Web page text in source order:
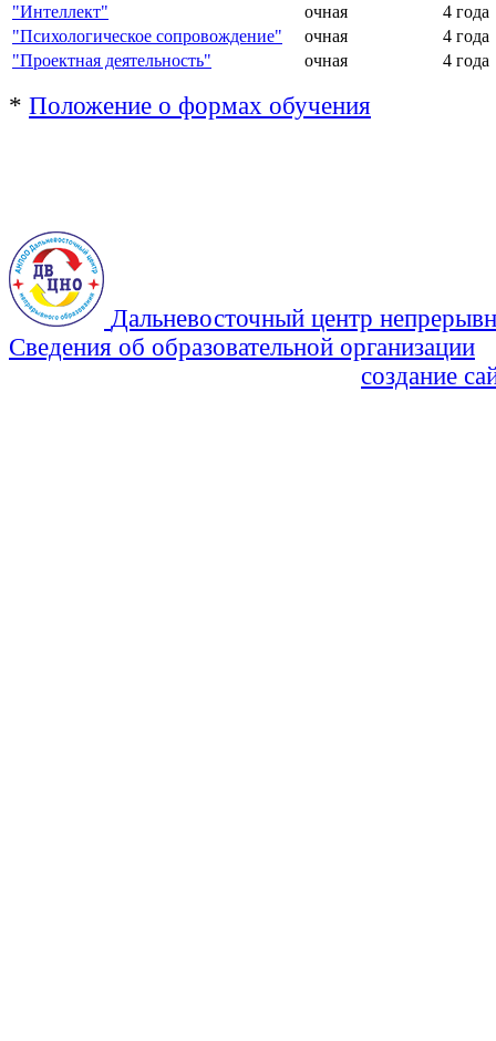
"Интеллект"
очная
4 года
"Психологическое сопровождение"
очная
4 года
"Проектная деятельность"
очная 4 года
* Положение о формах обучения
Дальневосточный центр
Сведения об образовательной организации
создание